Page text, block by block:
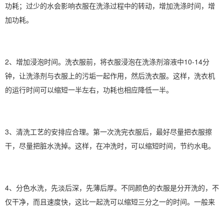
功耗；过少的水会影响衣服在洗涤过程中的转动，增加洗涤时间，增
加功耗。
2、增加浸泡时间。洗衣服前，将衣服浸泡在洗涤剂溶液中10-14分
钟，让洗涤剂与衣服上的污垢一起作用，然后洗衣服。这样，洗衣机
的运行时间可以缩短一半左右，功耗也相应降低一半。
3、清洗工艺的安排应合理。第一次洗完衣服后，最好尽量把衣服擦
干，尽量把脏水洗掉。这样，在冲洗时，可以缩短时间，节约水电。
4、分色水洗，先淡后深，先薄后厚。不同颜色的衣服是分开洗的，不
仅干净，而且速度快，这比一起洗可以缩短三分之一的时间。一般来